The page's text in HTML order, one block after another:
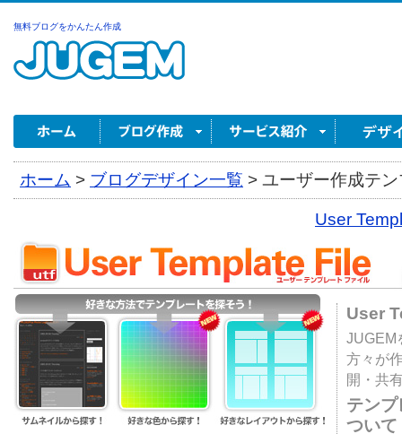
無料ブログをかんたん作成
ホーム > ブログデザイン一覧 > ユーザー作成テ
User
User
JUGEM
方々が
開・共
テン
ついて